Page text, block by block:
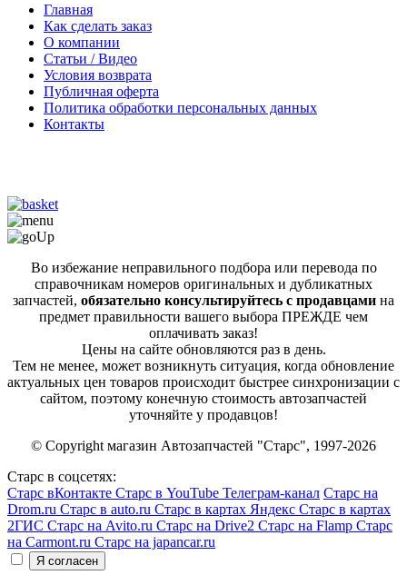
Главная
Как сделать заказ
О компании
Статьи / Видео
Условия возврата
Публичная оферта
Политика обработки персональных данных
Контакты
Во избежание неправильного подбора или перевода по
справочникам номеров оригинальных и дубликатных
запчастей, обязательно консультируйтесь с продавцами на
предмет правильности вашего выбора ПРЕЖДЕ чем
оплачивать заказ!
Цены на сайте обновляются раз в день.
Тем не менее, может возникнуть ситуация, когда обновление
актуальных цен товаров происходит быстрее синхронизации с
сайтом, поэтому конечную стоимость автозапчастей
уточняйте у продавцов!
© Copyright магазин Автозапчастей "Старс", 1997-2026
Старс в соцсетях:
Старс вКонтакте Старс в YouTube Телеграм-канал Старс на
Drom.ru Старс в auto.ru Старс в картах Яндекс Старс в картах
2ГИС Старс на Avito.ru Старс на Drive2 Старс на Flamp Старс
на Carmont.ru Старс на japancar.ru